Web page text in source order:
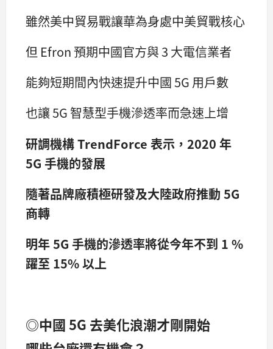
雖然美中貿易戰讓華為身處中美貿戰核心
但 Efron 預期中國官方與 3 大電信業者
能夠短期間內快速提升中國 5G 用戶數
也讓 5G 智慧型手機滲透率而急速上增
研調機構 TrendForce 表示，2020 年
5G 手機的發展
隨著品牌廠積極研發及大陸政府推動 5G
商轉
明年 5G 手機的滲透率將從今年不到 1 %
躍至 15% 以上
◎中國 5G 去美化浪潮才剛開始